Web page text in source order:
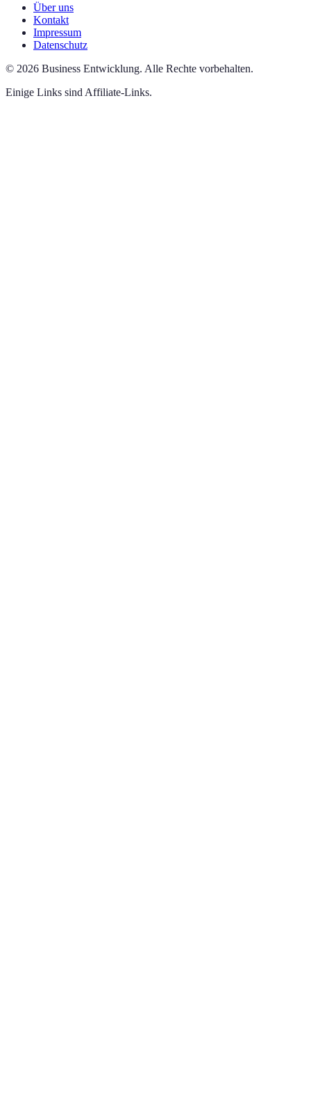
Über uns
Kontakt
Impressum
Datenschutz
© 2026 Business Entwicklung. Alle Rechte vorbehalten.
Einige Links sind Affiliate-Links.